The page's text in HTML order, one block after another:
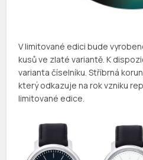
V limitované edici bude
kusů ve zlaté variantě. K
varianta číselníku. Stříbrná
který odkazuje na rok vzniku
limitované edice.